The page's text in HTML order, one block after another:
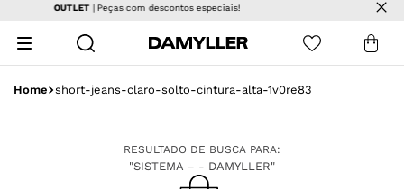
Frete grátis| a partir de R$ R$ 499 em produtos não promocionais
short-jeans-claro-solto-cintura-alta-1v0re83
RESULTADO DE BUSCA PARA:
"SISTEMA – - DAMYLLER"